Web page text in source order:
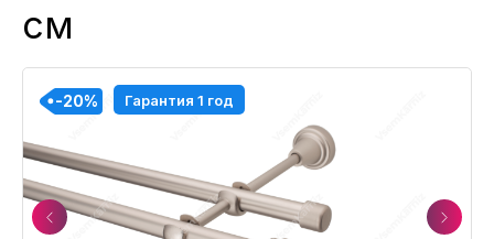
см
Previous
-20% Гарантия 1 год
-20%
-20%
-20%
-20%
-20%
-20%
-20%
-20%
-20%
-20%
-20%
Next